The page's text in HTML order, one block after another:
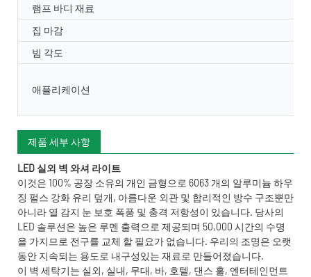
램프 바디 재료
집 마감
빔 각도
애플리케이션
제품 세부 사항
LED 실외 벽 와셔 라이트
이것은 100% 공장 소유의 개인 금형으로 6063 개의 알루미늄 하우
징 펄스 강화 유리 덮개, 아름다운 외관 및 합리적인 방수 구조뿐만
아니라 열 감지 눈 보호 폭풍 및 충격 저항성이 있습니다. 당사의
LED 솔루션은 높은 루멘 출력으로 제공되며 50,000 시간의 수명
을 가지므로 전구를 교체 할 필요가 없습니다. 우리의 조명은 오랫
동안 지속되는 용도로 내구성있는 재료로 만들어졌습니다.
이 벽 세탁기는 실외, 실내, 무대, 바, 호텔, 댄스 홀, 엔터테인먼트